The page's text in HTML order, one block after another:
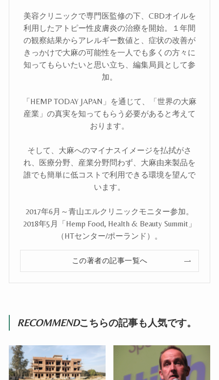
美容クリニックで専門医監修の下、CBDオイルを
利用したアトピー性皮膚炎の治療を開始。１年間
の観察結果からアレルギー数値と、症状の改善が
きっかけで大麻の可能性を一人でも多くの方々に
知ってもらいたいと思い立ち、編集局員として参
加。
「HEMP TODAY JAPAN」を通じて、「世界の大麻
産業」の真実を知ってもらう必要があると考えて
おります。
そして、大麻へのマイナスイメージを払拭がさ
れ、医療分野、産業分野問わず、大麻由来製品を
誰でも簡単に低コストで利用できる環境を望んで
います。
2017年6月～青山エルクリニックモニター参加。
2018年5月「Hemp Food, Health & Beauty Summit」
（HTセンター/ポーランド）。
この著者の記事一覧へ
RECOMMENDこちらの記事も人気です。